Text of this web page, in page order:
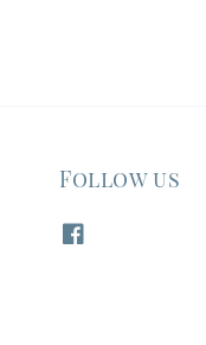
Follow us